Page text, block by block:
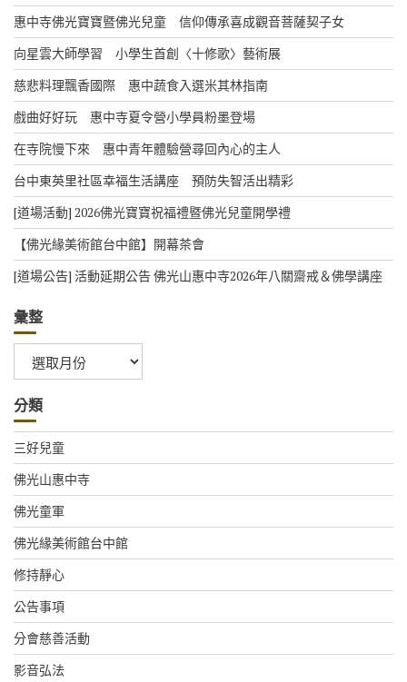
惠中寺佛光寶寶暨佛光兒童 信仰傳承喜成觀音菩薩契子女
向星雲大師學習 小學生首創〈十修歌〉藝術展
慈悲料理飄香國際 惠中蔬食入選米其林指南
戲曲好好玩 惠中寺夏令營小學員粉墨登場
在寺院慢下來 惠中青年體驗營尋回內心的主人
台中東英里社區幸福生活講座 預防失智活出精彩
[道場活動] 2026佛光寶寶祝福禮暨佛光兒童開學禮
【佛光緣美術館台中館】開幕茶會
[道場公告] 活動延期公告 佛光山惠中寺2026年八關齋戒＆佛學講座
彙整
整
分類
三好兒童
佛光山惠中寺
佛光童軍
佛光緣美術館台中館
修持靜心
公告事項
分會慈善活動
影音弘法